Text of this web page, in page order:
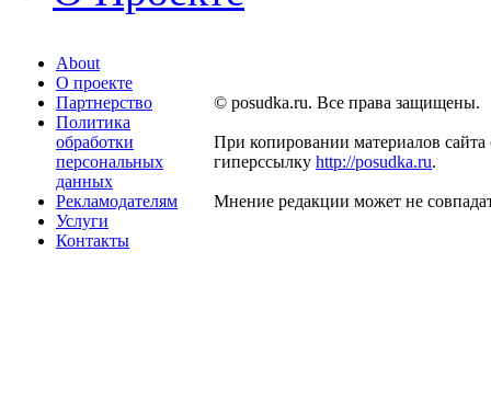
About
О проекте
Партнерство
Политика
обработки
персональных
данных
Рекламодателям
Услуги
Контакты
© posudka.ru. Все права защищены.
При копировании материалов сайта
гиперссылку http://posudka.ru.
Мнение редакции может не